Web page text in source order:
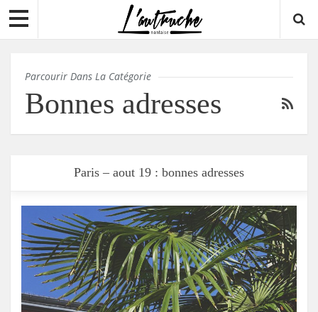
Parcourir Dans La Catégorie
Bonnes adresses
Paris – aout 19 : bonnes adresses